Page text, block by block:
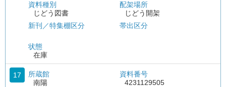
資料種別
じどう図書
新刊／特集棚区分
状態
在庫
配架場所
じどう開架
帯出区分
17
所蔵館
南陽
資料番号
4231129505